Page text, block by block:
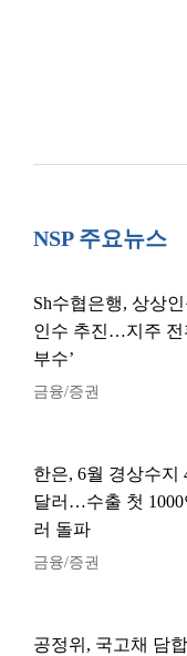
NSP 주요뉴스
Sh수협은행, 상상인
인수 추진…지주 전
부수’
금융/증권
한은, 6월 경상수지
달러…수출 첫 1000
러 돌파
금융/증권
공정위, 국고채 담